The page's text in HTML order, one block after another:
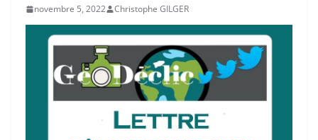
novembre 5, 2022 Christophe GILGER